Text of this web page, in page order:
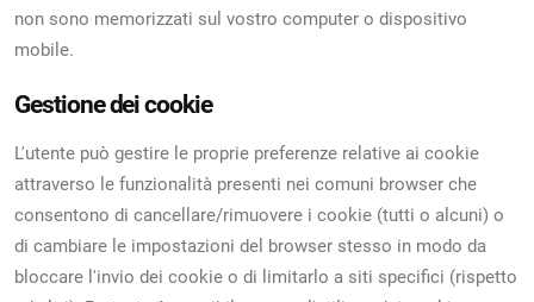
non sono memorizzati sul vostro computer o dispositivo
mobile.
Gestione dei cookie
L'utente può gestire le proprie preferenze relative ai cookie
attraverso le funzionalità presenti nei comuni browser che
consentono di cancellare/rimuovere i cookie (tutti o alcuni) o
di cambiare le impostazioni del browser stesso in modo da
bloccare l'invio dei cookie o di limitarlo a siti specifici (rispetto